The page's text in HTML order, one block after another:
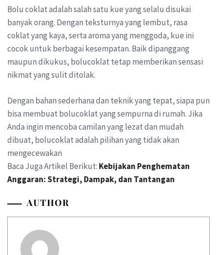
Bolu coklat adalah salah satu kue yang selalu disukai
banyak orang. Dengan teksturnya yang lembut, rasa
coklat yang kaya, serta aroma yang menggoda, kue ini
cocok untuk berbagai kesempatan. Baik dipanggang
maupun dikukus, bolucoklat tetap memberikan sensasi
nikmat yang sulit ditolak.
Dengan bahan sederhana dan teknik yang tepat, siapa pun
bisa membuat bolucoklat yang sempurna di rumah. Jika
Anda ingin mencoba camilan yang lezat dan mudah
dibuat, bolucoklat adalah pilihan yang tidak akan
mengecewakan
Baca Juga Artikel Berikut: Kebijakan Penghematan
Anggaran: Strategi, Dampak, dan Tantangan
AUTHOR